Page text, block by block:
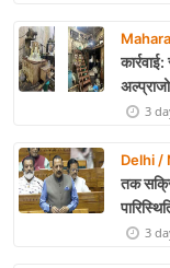
3
Delhi /
तक
3